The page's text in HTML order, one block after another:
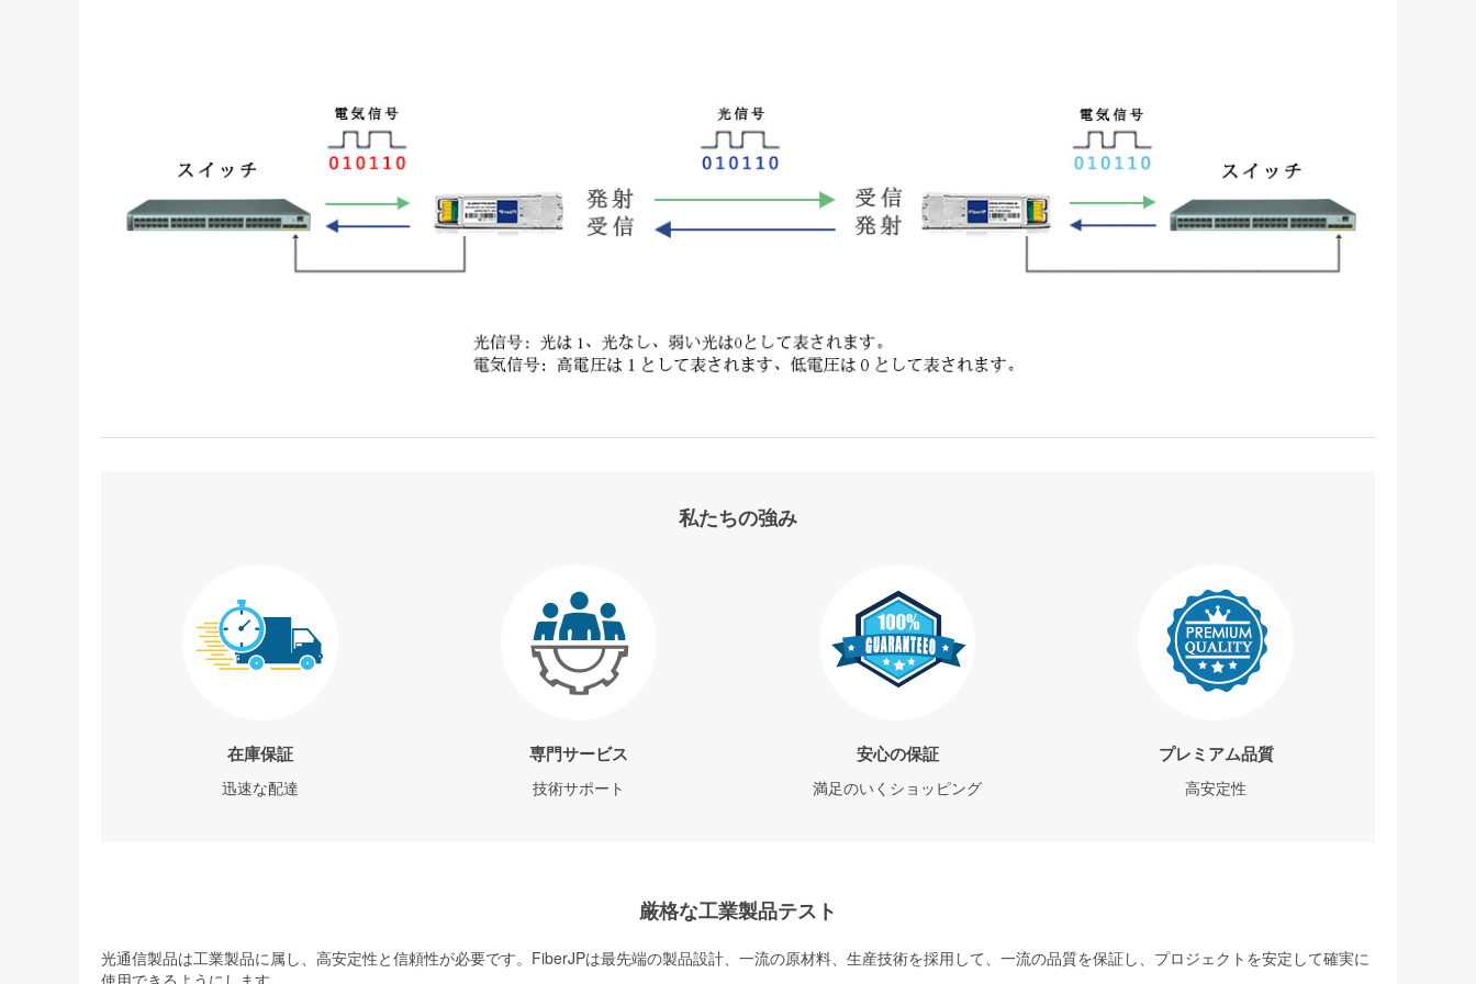
私たちの強み
在庫保証
迅速な配達
専門サービス
技術サポート
安心の保証
満足のいくショッピング
プレミアム品質
高安定性
厳格な工業製品テスト
光通信製品は工業製品に属し、高安定性と信頼性が必要です。FiberJPは最先端の製品設計、一流の原材料、生産技術を採用して、一流の品質を保証し、プロジェクトを安定して確実に